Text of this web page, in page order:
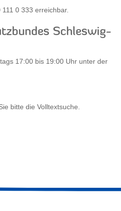
0 333 erreichbar.
Schleswig-
17:00 bis 19:00 Uhr unter der
bitte die Volltextsuche.